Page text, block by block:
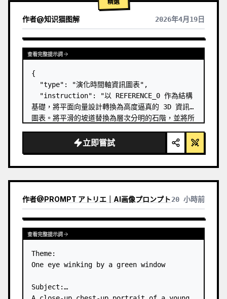
精選
作者@知识猫图解 2026年4月19日
查看完整提示詞
{
  "type": "演化時間軸資訊圖表",
  "instruction": "以 REFERENCE_0 作為結構
基礎，將平面向量設計轉換為高度逼真的 3D 資訊
圖表。將平滑的坡道替換為層次分明的石階，並將所
  "style": {
    "background": "
復古紋理羊皮紙
",
立即嘗試
作者@PROMPT アトリエ｜AI画像プロンプト20 小時前
查看完整提示詞
Theme:
One eye winking by a green window
Subject: